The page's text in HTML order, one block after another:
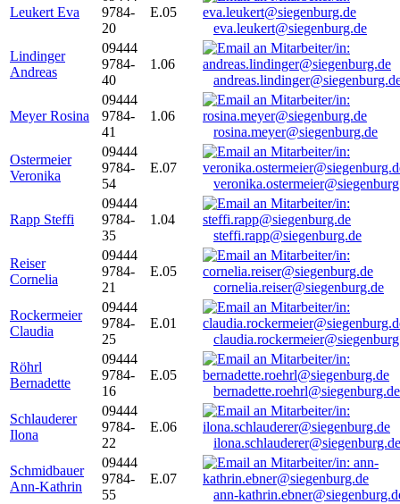
Leukert Eva
9784-
20
E.05
eva.leukert@siegenburg.de
Lindinger
Andreas
09444
9784-
40
1.06
Meyer Rosina
09444
9784-
41
1.06
rosina.meyer@siegenburg.de
Ostermeier
Veronika
09444
9784-
54
E.07
Rapp Steffi
09444
9784-
35
1.04
steffi.rapp@siegenburg.de
Reiser
Cornelia
09444
9784-
21
E.05
cornelia.reiser@siegenburg.de
Rockermeier
Claudia
09444
9784-
25
E.01
Röhrl
Bernadette
09444
9784-
16
E.05
bernadette.roehrl@siegenburg.de
Schlauderer
Ilona
09444
9784-
22
E.06
ilona.schlauderer@siegenburg.de
Schmidbauer
Ann-Kathrin
09444
9784-
55
E.07
ann-